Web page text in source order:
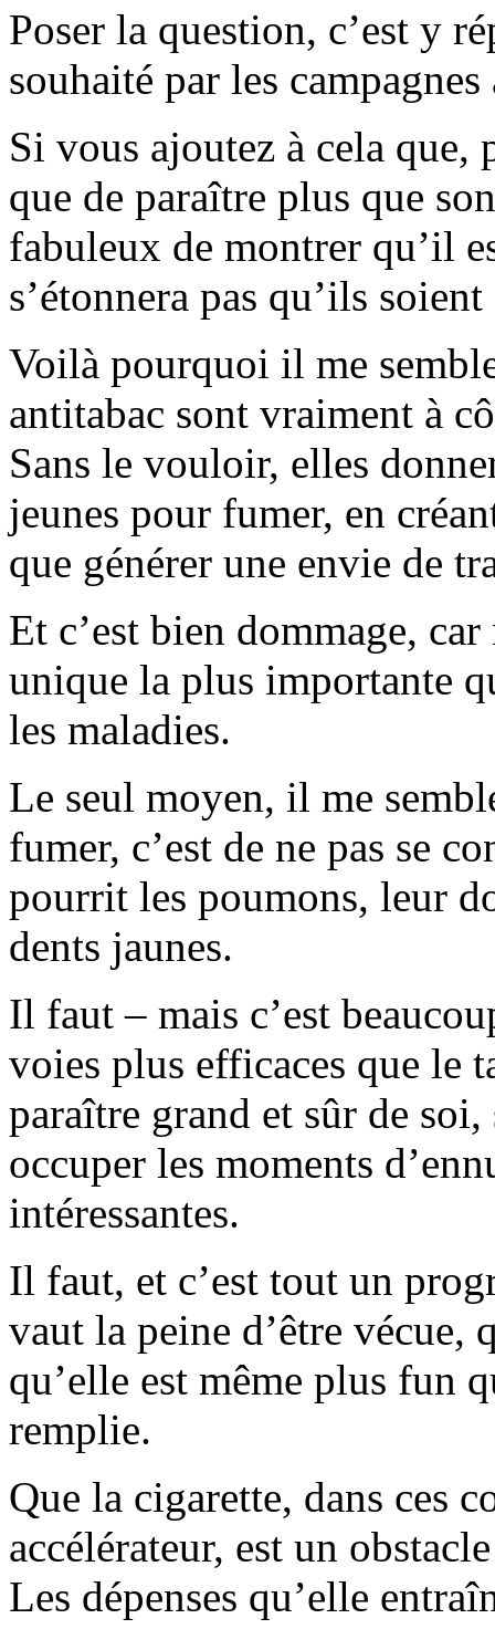
Poser la question, c’est y
souhaité par les
Si vous ajoutez à cela que,
que de paraître plus que
fabuleux de montrer qu’il
s’étonnera pas qu’ils
Voilà pourquoi il me
antitabac sont vraiment à
Sans le vouloir, elles
jeunes pour fumer, en
que générer une envie de
Et c’est bien dommage,
unique la plus importante
les maladies.
Le seul moyen, il me
fumer, c’est de ne pas se
pourrit les poumons, leur
dents jaunes.
Il faut – mais c’est
voies plus efficaces que le
paraître grand et sûr de soi,
occuper les moments
intéressantes.
Il faut, et c’est tout un
vaut la peine d’être vécue,
qu’elle est même plus fun
remplie.
Que la cigarette, dans ces
accélérateur, est un
Les dépenses qu’elle